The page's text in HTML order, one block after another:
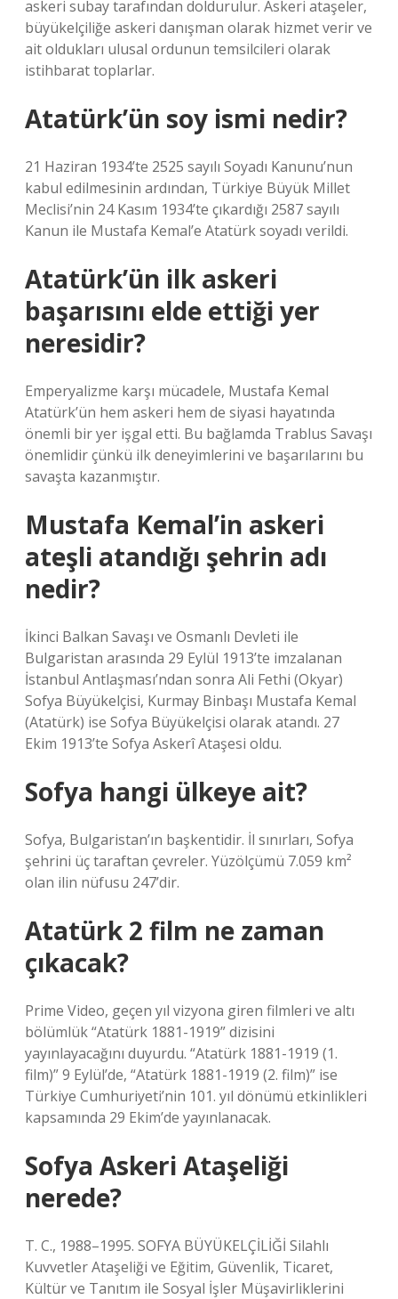
askeri subay tarafından doldurulur. Askeri ataşeler,
büyükelçiliğe askeri danışman olarak hizmet verir ve
ait oldukları ulusal ordunun temsilcileri olarak
istihbarat toplarlar.
Atatürk’ün soy ismi nedir?
21 Haziran 1934’te 2525 sayılı Soyadı Kanunu’nun
kabul edilmesinin ardından, Türkiye Büyük Millet
Meclisi’nin 24 Kasım 1934’te çıkardığı 2587 sayılı
Kanun ile Mustafa Kemal’e Atatürk soyadı verildi.
Atatürk’ün ilk askeri
başarısını elde ettiği yer
neresidir?
Emperyalizme karşı mücadele, Mustafa Kemal
Atatürk’ün hem askeri hem de siyasi hayatında
önemli bir yer işgal etti. Bu bağlamda Trablus Savaşı
önemlidir çünkü ilk deneyimlerini ve başarılarını bu
savaşta kazanmıştır.
Mustafa Kemal’in askeri
ateşli atandığı şehrin adı
nedir?
İkinci Balkan Savaşı ve Osmanlı Devleti ile
Bulgaristan arasında 29 Eylül 1913’te imzalanan
İstanbul Antlaşması’ndan sonra Ali Fethi (Okyar)
Sofya Büyükelçisi, Kurmay Binbaşı Mustafa Kemal
(Atatürk) ise Sofya Büyükelçisi olarak atandı. 27
Ekim 1913’te Sofya Askerî Ataşesi oldu.
Sofya hangi ülkeye ait?
Sofya, Bulgaristan’ın başkentidir. İl sınırları, Sofya
şehrini üç taraftan çevreler. Yüzölçümü 7.059 km²
olan ilin nüfusu 247’dir.
Atatürk 2 film ne zaman
çıkacak?
Prime Video, geçen yıl vizyona giren filmleri ve altı
bölümlük “Atatürk 1881-1919” dizisini
yayınlayacağını duyurdu. “Atatürk 1881-1919 (1.
film)” 9 Eylül’de, “Atatürk 1881-1919 (2. film)” ise
Türkiye Cumhuriyeti’nin 101. yıl dönümü etkinlikleri
kapsamında 29 Ekim’de yayınlanacak.
Sofya Askeri Ataşeliği
nerede?
T. C., 1988–1995. SOFYA BÜYÜKELÇİLİĞİ Silahlı
Kuvvetler Ataşeliği ve Eğitim, Güvenlik, Ticaret,
Kültür ve Tanıtım ile Sosyal İşler Müşavirliklerini